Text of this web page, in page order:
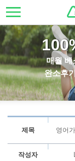
매월 베
완소후
제목 영어
작성자